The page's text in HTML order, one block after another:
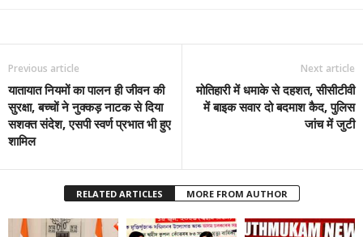
Previous article
यातायात नियमों का पालन ही जीवन की
सुरक्षा, बच्चों ने नुक्कड़ नाटक से दिया
सशक्त संदेश, एसपी स्वर्ण प्रभात भी हुए
शामिल
Next article
मोतिहारी में धमाके से दहशत, सीसीटीवी
में बाइक सवार दो बदमाश कैद, पुलिस
जांच में जुटी
RELATED ARTICLES MORE FROM AUTHOR